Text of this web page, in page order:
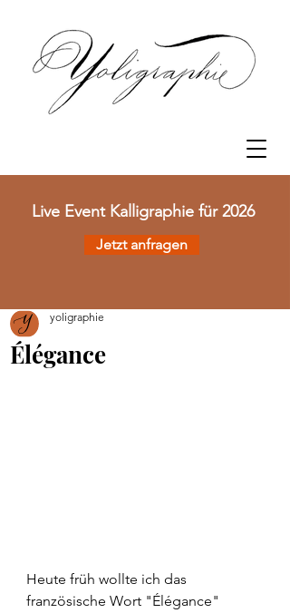
Kalligraphie für 2026
Jetzt anfragen
Élégance
yoligraphie
Heute früh wollte ich das
französische Wort "Élégance"